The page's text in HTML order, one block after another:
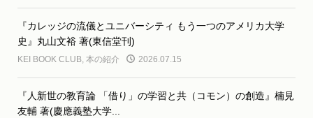
『カレッジの流儀とユニバーシティ もう一つのアメリカ大学
史』丸山文裕 著(東信堂刊)
KEI BOOK CLUB, 本の紹介 2026.07.15
『人新世の教育論 「借り」の学習と共（コモン）の創造』楠見
友輔 著(慶應義塾大学...